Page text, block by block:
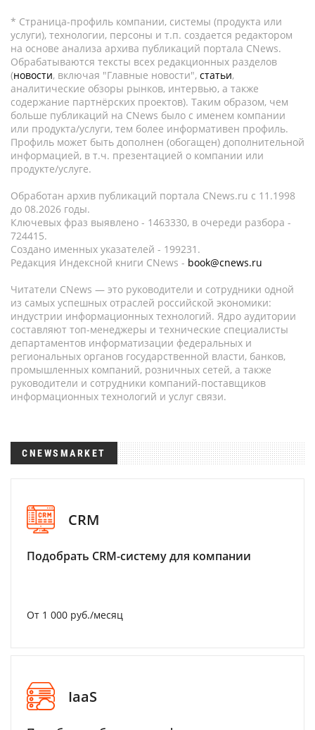
* Страница-профиль компании, системы (продукта или
услуги), технологии, персоны и т.п. создается редактором
на основе анализа архива публикаций портала CNews.
Обрабатываются тексты всех редакционных разделов
(новости, включая "Главные новости", статьи,
аналитические обзоры рынков, интервью, а также
содержание партнёрских проектов). Таким образом, чем
больше публикаций на CNews было с именем компании
или продукта/услуги, тем более информативен профиль.
Профиль может быть дополнен (обогащен) дополнительной
информацией, в т.ч. презентацией о компании или
продукте/услуге.
Обработан архив публикаций портала CNews.ru c 11.1998
до 08.2026 годы.
Ключевых фраз выявлено - 1463330, в очереди разбора -
724415.
Создано именных указателей - 199231.
Редакция Индексной книги CNews - book@cnews.ru
Читатели CNews — это руководители и сотрудники одной
из самых успешных отраслей российской экономики:
индустрии информационных технологий. Ядро аудитории
составляют топ-менеджеры и технические специалисты
департаментов информатизации федеральных и
региональных органов государственной власти, банков,
промышленных компаний, розничных сетей, а также
руководители и сотрудники компаний-поставщиков
информационных технологий и услуг связи.
CNEWSMARKET
CRM
Подобрать CRM-систему для компании
От 1 000 руб./месяц
IaaS